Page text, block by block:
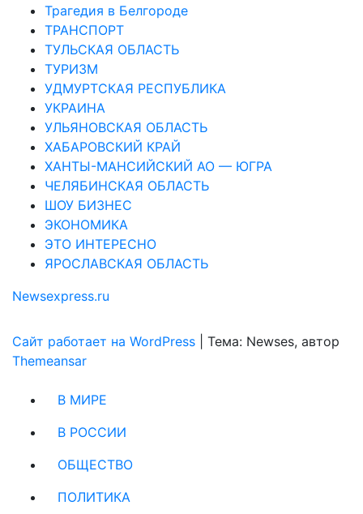
Трагедия в Белгороде
ТРАНСПОРТ
ТУЛЬСКАЯ ОБЛАСТЬ
ТУРИЗМ
УДМУРТСКАЯ РЕСПУБЛИКА
УКРАИНА
УЛЬЯНОВСКАЯ ОБЛАСТЬ
ХАБАРОВСКИЙ КРАЙ
ХАНТЫ-МАНСИЙСКИЙ АО — ЮГРА
ЧЕЛЯБИНСКАЯ ОБЛАСТЬ
ШОУ БИЗНЕС
ЭКОНОМИКА
ЭТО ИНТЕРЕСНО
ЯРОСЛАВСКАЯ ОБЛАСТЬ
Newsexpress.ru
Сайт работает на WordPress
Тема: Newses, автор
Themeansar
В МИРЕ
В РОССИИ
ОБЩЕСТВО
ПОЛИТИКА